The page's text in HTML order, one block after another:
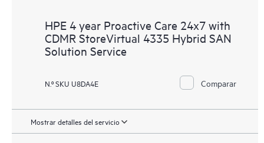
HPE 4 year Proactive Care 24x7 with
CDMR StoreVirtual 4335 Hybrid SAN
Solution Service
N.º SKU U8DA4E Comparar
Mostrar detalles del servicio